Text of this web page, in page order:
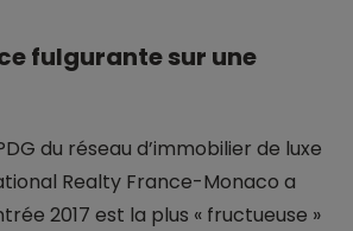
fulgurante sur une
du réseau d’immobilier de luxe
Realty France-Monaco a
2017 est la plus « fructueuse »